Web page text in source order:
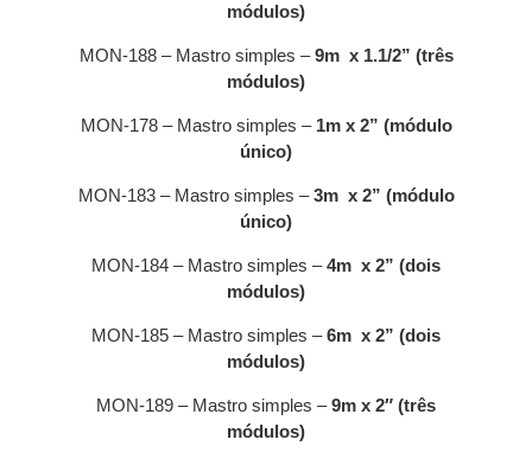
módulos)
MON-188 – Mastro simples –9m x 1.1/2” (três
módulos)
MON-178 – Mastro simples – 1m x 2” (módulo
único)
MON-183 – Mastro simples –3m x 2” (módulo
único)
MON-184 – Mastro simples –4m x 2” (dois
módulos)
MON-185 – Mastro simples –6m x 2” (dois
módulos)
MON-189 – Mastro simples –9m x 2″ (três
módulos)